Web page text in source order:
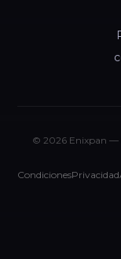
© 2026 Enixpan —
CondicionesPrivacidad